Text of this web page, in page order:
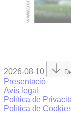
2026-08-10
Presentació
Avís legal
Política de
Política de